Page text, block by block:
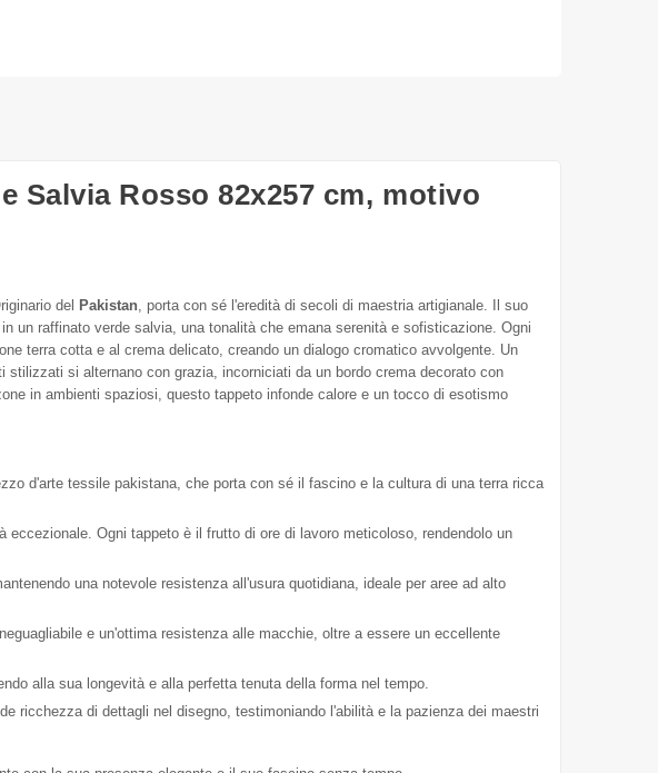
Salvia Rosso 82x257 cm, motivo
del Pakistan , porta con sé l'eredità di secoli di maestria artigianale. Il suo
un raffinato verde salvia, una tonalità che emana serenità e sofisticazione. Ogni
terra cotta e al crema delicato, creando un dialogo cromatico avvolgente. Un
si alternano con grazia, incorniciati da un bordo crema decorato con
in ambienti spaziosi, questo tappeto infonde calore e un tocco di esotismo
d'arte tessile pakistana, che porta con sé il fascino e la cultura di una terra ricca
Ogni tappeto è il frutto di ore di lavoro meticoloso, rendendolo un
una notevole resistenza all'usura quotidiana, ideale per aree ad alto
e un'ottima resistenza alle macchie, oltre a essere un eccellente
alla sua longevità e alla perfetta tenuta della forma nel tempo.
ricchezza di dettagli nel disegno, testimoniando l'abilità e la pazienza dei maestri